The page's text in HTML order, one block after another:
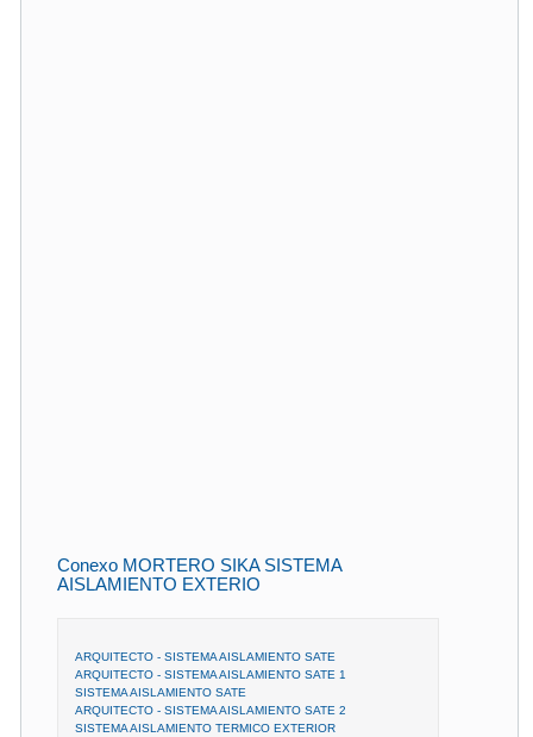
Conexo MORTERO SIKA SISTEMA
AISLAMIENTO EXTERIO
ARQUITECTO - SISTEMA AISLAMIENTO SATE
ARQUITECTO - SISTEMA AISLAMIENTO SATE 1
SISTEMA AISLAMIENTO SATE
ARQUITECTO - SISTEMA AISLAMIENTO SATE 2
SISTEMA AISLAMIENTO TERMICO EXTERIOR